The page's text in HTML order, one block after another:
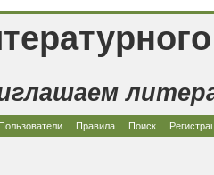
Пользователи Правила Поиск